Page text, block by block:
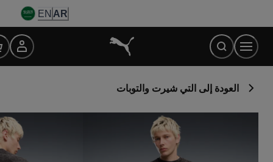
Content
AR
EN
العودة إلى التي شيرت والتوبات